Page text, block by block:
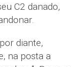
C2 danado,
diante,
na posta a